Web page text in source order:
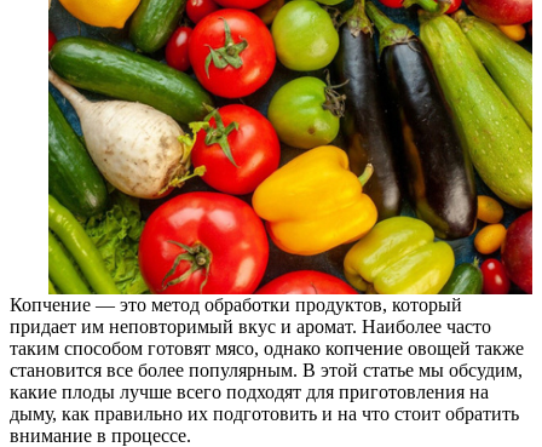
Копчение — это метод обработки продуктов, который
придает им неповторимый вкус и аромат. Наиболее часто
таким способом готовят мясо, однако копчение овощей также
становится все более популярным. В этой статье мы обсудим,
какие плоды лучше всего подходят для приготовления на
дыму, как правильно их подготовить и на что стоит обратить
внимание в процессе.